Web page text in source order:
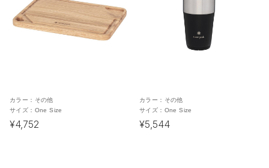
カラー： その他
サイズ： One Size
¥4,752
カラー： その他
サイズ： One Size
¥5,544